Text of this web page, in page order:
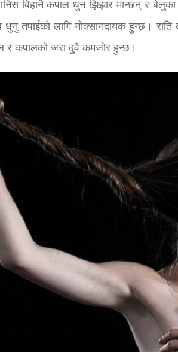
बिहानै कपाल धुन झिझार मान्छन् र
तपाईको लागि नोक्सानदायक हुन्छ।
र कपालको जरा दुवै कमजोर हुन्छ।